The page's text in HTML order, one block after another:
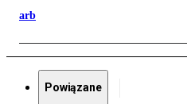
arb
Powiązane